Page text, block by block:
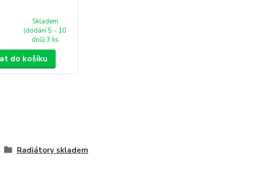
Skladem
(dodání 5 - 10
dnů) 3 ks
do košíku
Radiátory skladem